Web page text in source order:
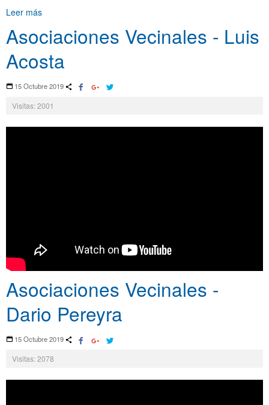
Leer más
Asociaciones Vecinales - Luis
Acosta
15 Octubre 2019
Visitas: 2001
Asociaciones Vecinales -
Dario Pereyra
15 Octubre 2019
Visitas: 2078